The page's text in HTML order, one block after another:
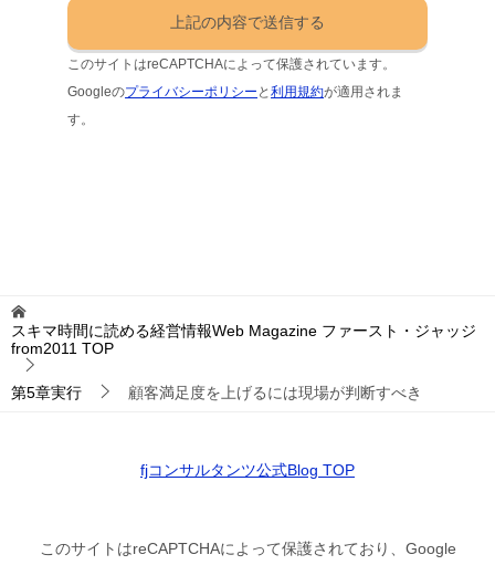
このサイトはreCAPTCHAによって保護されています。
Googleのプライバシーポリシー と利用規約が適用されま
す。
スキマ時間に読める経営情報Web Magazine ファースト・ジャッジ
from2011 TOP
第5章実行 顧客満足度を上げるには現場が判断すべき
fjコンサルタンツ公式Blog TOP
このサイトはreCAPTCHAによって保護されており、Google